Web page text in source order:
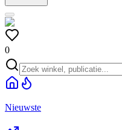
0
Nieuwste